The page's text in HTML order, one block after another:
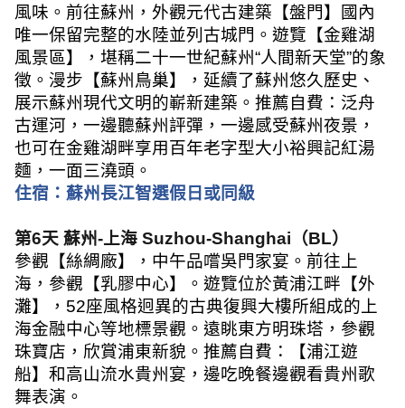
風味。前往蘇州，外觀元代古建築【盤門】國內
唯一保留完整的水陸並列古城門。遊覽【金雞湖
風景區】，堪稱二十一世紀蘇州“人間新天堂”的象
徵。漫步【蘇州鳥巢】，延續了蘇州悠久歷史、
展示蘇州現代文明的嶄新建築。推薦自費：泛舟
古運河，一邊聽蘇州評彈，一邊感受蘇州夜景，
也可在金雞湖畔享用百年老字型大小裕興記紅湯
麵，一面三澆頭。
住宿： 蘇州長江智選假日或同級
第6天 蘇州-上海 Suzhou-Shanghai （BL）
參觀【絲綢廠】，中午品嚐吳門家宴。前往上
海，參觀【乳膠中心】。遊覽位於黃浦江畔【外
灘】， 52座風格迥異的古典復興大樓所組成的上
海金融中心等地標景觀。遠眺東方明珠塔，參觀
珠寶店，欣賞浦東新貌。推薦自費：【浦江遊
船】和高山流水貴州宴，邊吃晚餐邊觀看貴州歌
舞表演。